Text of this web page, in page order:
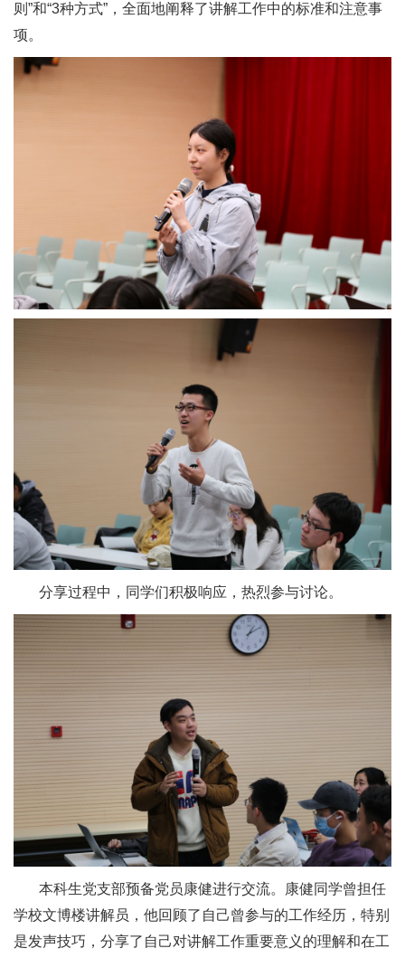
则”和“3种方式”，全面地阐释了讲解工作中的标准和注意事
项。
分享过程中，同学们积极响应，热烈参与讨论。
本科生党支部预备党员康健进行交流。康健同学曾担任
学校文博楼讲解员，他回顾了自己曾参与的工作经历，特别
是发声技巧，分享了自己对讲解工作重要意义的理解和在工